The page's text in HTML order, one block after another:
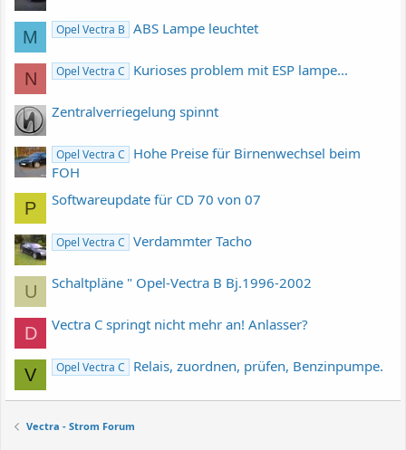
M Opel Vectra B ABS Lampe leuchtet
N Opel Vectra C Kurioses problem mit ESP lampe...
Zentralverriegelung spinnt
Opel Vectra C
Hohe Preise für Birnenwechsel beim
FOH
P Softwareupdate für CD 70 von 07
Opel Vectra C Verdammter Tacho
U Schaltpläne " Opel-Vectra B Bj.1996-2002
D Vectra C springt nicht mehr an! Anlasser?
V Opel Vectra C Relais, zuordnen, prüfen, Benzinpumpe.
Vectra - Strom Forum